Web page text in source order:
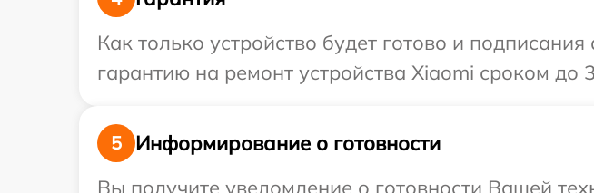
Как только устройство будет готово и
гарантию на ремонт устройства Xiaomi сроком до
5
Информирование о готовности
Вы получите уведомление о готовности Вашей